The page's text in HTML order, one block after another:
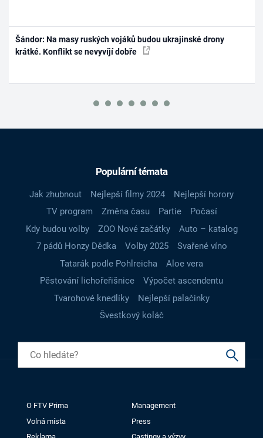
Šándor: Na masy ruských vojáků budou ukrajinské drony
krátké. Konflikt se nevyvíjí dobře
Populární témata
Jak zhubnout Nejlepší filmy 2024
Nejlepší horory
TV program
Změna času Partie
Počasí
Kdy budou volby
ZOO Nové začátky
Auto – katalog
7 pádů Honzy Dědka
Volby 2025
Svařené víno
Tatarák podle Pohlreicha
Aloe vera
Pěstování lichořeřišnice
Výpočet ascendentu
Tvarohové knedlíky
Nejlepší palačinky
Švestkový koláč
O FTV Prima
Management
Volná místa
Press